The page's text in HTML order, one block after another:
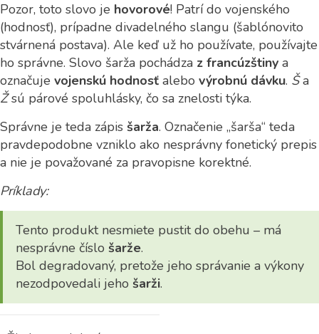
Pozor, toto slovo je hovorové! Patrí do vojenského
(hodnosť), prípadne divadelného slangu (šablónovito
stvárnená postava). Ale keď už ho používate, používajte
ho správne. Slovo šarža pochádza z francúzštiny a
označuje vojenskú hodnosť alebo výrobnú dávku. Ša
Žsú párové spoluhlásky, čo sa znelosti týka.
Správne je teda zápis šarža. Označenie „šarša“ teda
pravdepodobne vzniklo ako nesprávny fonetický prepis
a nie je považované za pravopisne korektné.
Príklady:
Tento produkt nesmiete pustit do obehu – má
nesprávne číslo šarže.
Bol degradovaný, pretože jeho správanie a výkony
nezodpovedali jeho šarži.